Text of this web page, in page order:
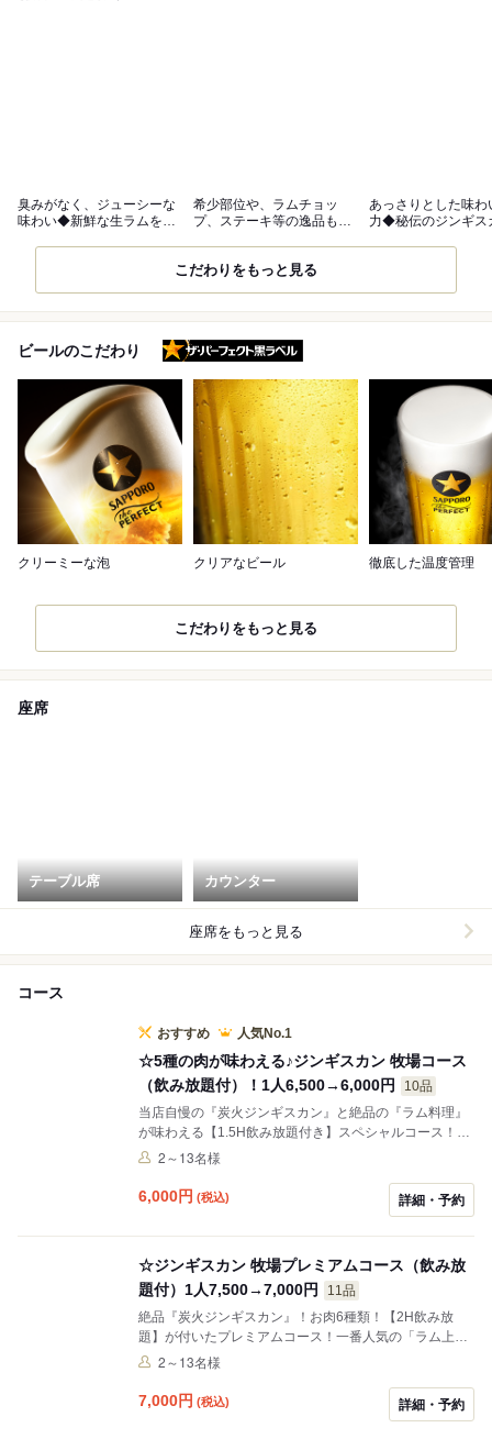
臭みがなく、ジューシーな
味わい◆新鮮な生ラムをご
希少部位や、ラムチョッ
プ、ステーキ等の逸品も充
あっさりとした味わ
力◆秘伝のジンギス
こだわりをもっと見る
ビールのこだわり
クリーミーな泡 クリアなビール 徹底した温度管理
こだわりをもっと見る
座席
テーブル席 カウンター
座席をもっと見る
コース
おすすめ 人気No.1
☆5種の肉が味わえる♪ジンギスカン 牧場コース
（飲み放題付）！1人6,500→6,000円
10品
当店自慢の『炭火ジンギスカン』と絶品の『ラム料理』
が味わえる【1.5H飲み放題付き】スペシャルコース！ジ
ンギスカンは一番人気の「ラム上肩ロース」を始め「ラ
ス」、ワイルドな肉の旨みが味わえる「ラムチョップ」
の5種類をご用意！ラム肉をたっぷり味わえる、いいと
2～13名様
6,000円 (税込) 詳細・予約
☆ジンギスカン 牧場プレミアムコース（飲み放
題付）1人7,500→7,000円
11品
絶品『炭火ジンギスカン』！お肉6種類！【2H飲み放
題】が付いたプレミアムコース！一番人気の「ラム上肩
ロース」を始め、「ラムランプ」「リブロース」、希少
ドな旨みの「ラムチョップ」前菜から〆までラムの魅力
2～13名様
7,000円 (税込) 詳細・予約